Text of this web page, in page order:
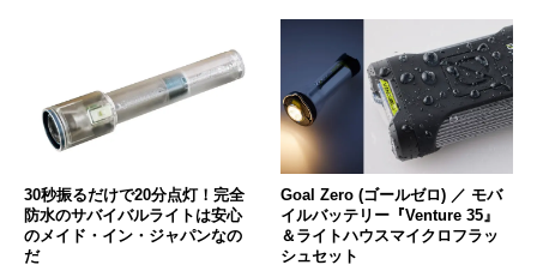
30秒振るだけで20分点灯！完全
防水のサバイバルライトは安心
のメイド・イン・ジャパンなの
だ
Goal Zero (ゴールゼロ) ／ モバ
イルバッテリー『Venture 35』
＆ライトハウスマイクロフラッ
シュセット